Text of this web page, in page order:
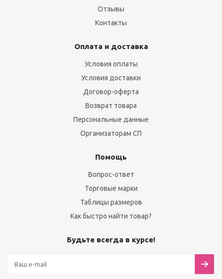
Отзывы
Контакты
Оплата и доставка
Условия оплаты
Условия доставки
Договор-оферта
Возврат товара
Персональные данные
Организаторам СП
Помощь
Вопрос-ответ
Торговые марки
Таблицы размеров
Как быстро найти товар?
Будьте всегда в курсе!